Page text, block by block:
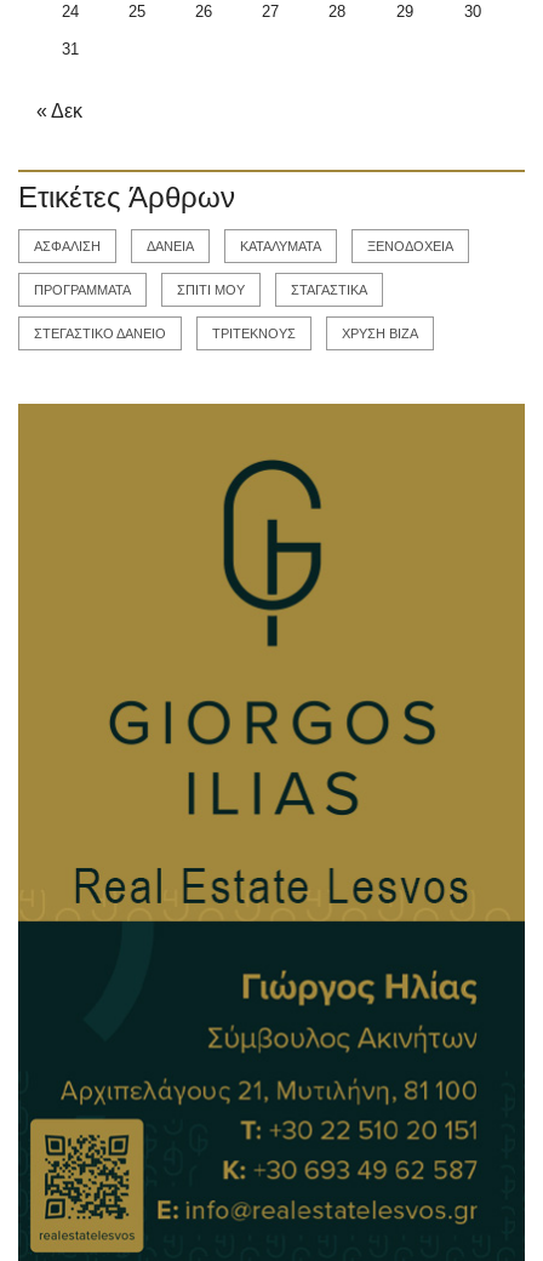
24 25 26 27 28 29 30
31
« Δεκ
Ετικέτες Άρθρων
ΑΣΦΑΛΙΣΗ ΔΑΝΕΙΑ ΚΑΤΑΛΥΜΑΤΑ ΞΕΝΟΔΟΧΕΙΑ
ΠΡΟΓΡΑΜΜΑΤΑ ΣΠΙΤΙ ΜΟΥ ΣΤΑΓΑΣΤΙΚΑ
ΣΤΕΓΑΣΤΙΚΟ ΔΑΝΕΙΟ ΤΡΙΤΕΚΝΟΥΣ ΧΡΥΣΗ ΒΙΖΑ